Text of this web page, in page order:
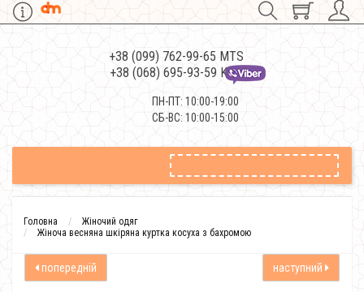
+38 (099) 762-99-65 MTS
+38 (068) 695-93-59 Kievstar
ПН-ПТ: 10:00-19:00
СБ-ВС: 10:00-15:00
Головна
Жіночий одяг
Жіноча весняна шкіряна куртка косуха з бахромою
попередній наступний